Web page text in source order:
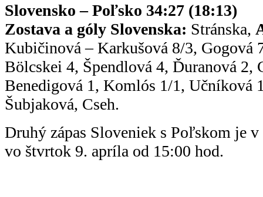
Slovensko – Poľsko 34:27 (18:13)
Zostava a góly Slovenska: Stránska,
Kubičinová – Karkušová 8/3, Gogová
Bölcskei 4, Špendlová 4, Ďuranová 2,
Benedigová 1, Komlós 1/1, Učníková
Šubjaková, Cseh.
Druhý zápas Sloveniek s Poľskom je v
vo štvrtok 9. apríla od 15:00 hod.